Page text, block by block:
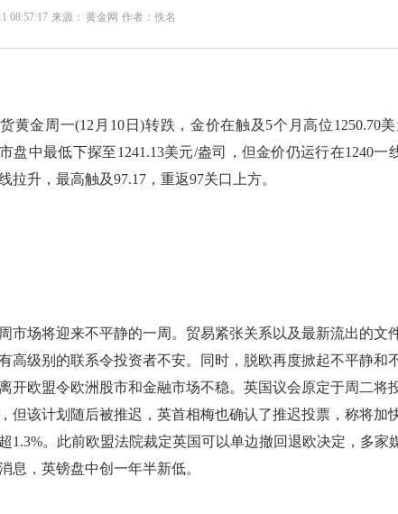
08:57:17 来源： 黄金网 作者：佚名
金周一(12月10日)转跌，金价在触及5个月高位1250.70
盘中最低下探至1241.13美元/盎司，但金价仍运行在1240一
拉升，最高触及97.17，重返97关口上方。
场将迎来不平静的一周。贸易紧张关系以及最新流出的文
高级别的联系令投资者不安。同时，脱欧再度掀起不平静和
开欧盟令欧洲股市和金融市场不稳。英国议会原定于周二将
但该计划随后被推迟，英首相梅也确认了推迟投票，称将加
1.3%。此前欧盟法院裁定英国可以单边撤回退欧决定，多家
息，英镑盘中创一年半新低。